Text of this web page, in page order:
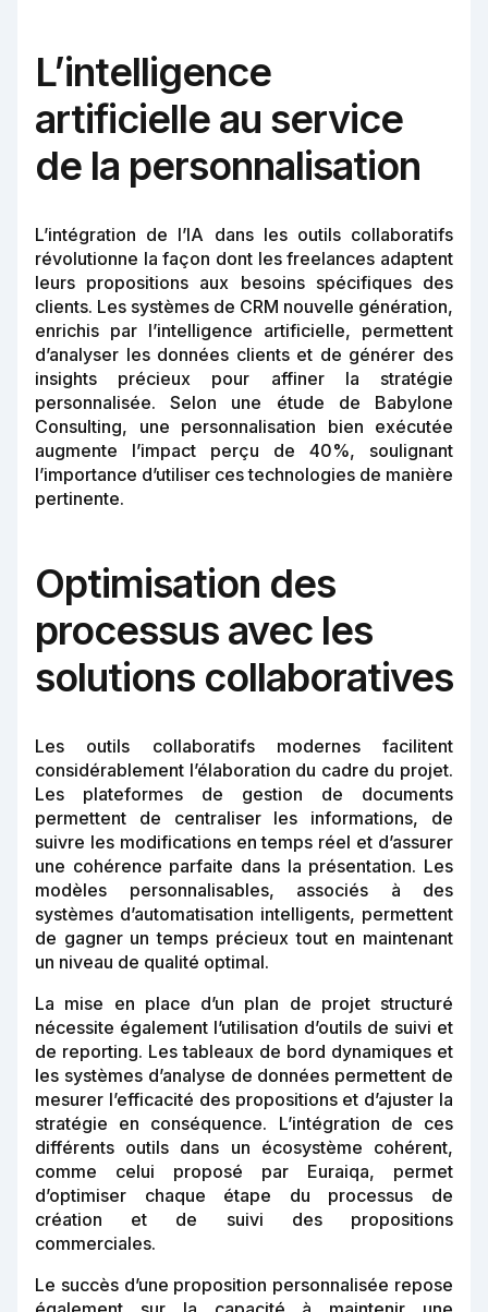
L’intelligence
artificielle au service
de la personnalisation
L’intégration de l’IA dans les outils collaboratifs
révolutionne la façon dont les freelances adaptent
leurs propositions aux besoins spécifiques des
clients. Les systèmes de CRM nouvelle génération,
enrichis par l’intelligence artificielle, permettent
d’analyser les données clients et de générer des
insights précieux pour affiner la stratégie
personnalisée. Selon une étude de Babylone
Consulting, une personnalisation bien exécutée
augmente l’impact perçu de 40%, soulignant
l’importance d’utiliser ces technologies de manière
pertinente.
Optimisation des
processus avec les
solutions collaboratives
Les outils collaboratifs modernes facilitent
considérablement l’élaboration du cadre du projet.
Les plateformes de gestion de documents
permettent de centraliser les informations, de
suivre les modifications en temps réel et d’assurer
une cohérence parfaite dans la présentation. Les
modèles personnalisables, associés à des
systèmes d’automatisation intelligents, permettent
de gagner un temps précieux tout en maintenant
un niveau de qualité optimal.
La mise en place d’un plan de projet structuré
nécessite également l’utilisation d’outils de suivi et
de reporting. Les tableaux de bord dynamiques et
les systèmes d’analyse de données permettent de
mesurer l’efficacité des propositions et d’ajuster la
stratégie en conséquence. L’intégration de ces
différents outils dans un écosystème cohérent,
comme celui proposé par Euraiqa, permet
d’optimiser chaque étape du processus de
création et de suivi des propositions
commerciales.
Le succès d’une proposition personnalisée repose